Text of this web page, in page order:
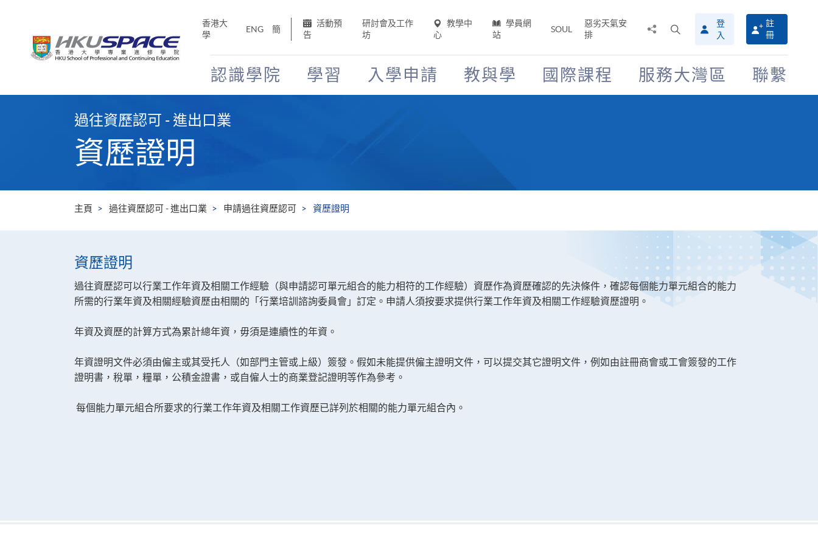
香港大
學
ENG 簡
活動預
告
研討會及工作
坊
教學中
心
學員網
站
SOUL
惡劣天氣安
排
搜
尋
介
面
登
入
註
冊
認識學院 學習 入學申請 教與學 國際課程 服務大灣區 聯繫
過往資歷認可 - 進出口業
資歷證明
主頁 過往資歷認可 - 進出口業 申請過往資歷認可 資歷證明
資歷證明
過往資歷認可以行業工作年資及相關工作經驗（與申請認可單元組合的能力相符的工作經驗）資歷作為資歷確認的先決條件，確認每個能力單元組合的能力
所需的行業年資及相關經驗資歷由相關的「行業培訓諮詢委員會」訂定。申請人須按要求提供行業工作年資及相關工作經驗資歷證明。
年資及資歷的計算方式為累計總年資，毋須是連續性的年資。
年資證明文件必須由僱主或其受托人（如部門主管或上級）簽發。假如未能提供僱主證明文件，可以提交其它證明文件，例如由註冊商會或工會簽發的工作
證明書，稅單，糧單，公積金證書，或自僱人士的商業登記證明等作為參考。
每個能力單元組合所要求的行業工作年資及相關工作資歷已詳列於相關的能力單元組合內。